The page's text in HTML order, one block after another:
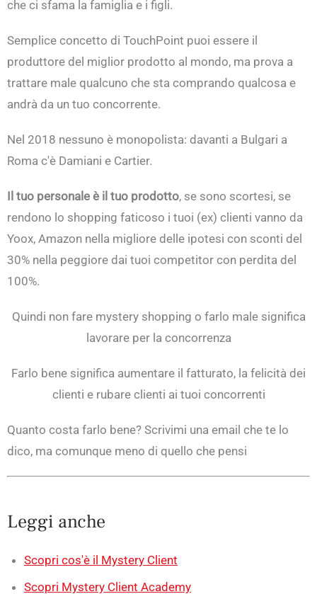
che ci sfama la famiglia e i figli.
Semplice concetto di TouchPoint puoi essere il
produttore del miglior prodotto al mondo, ma prova a
trattare male qualcuno che sta comprando qualcosa e
andrà da un tuo concorrente.
Nel 2018 nessuno è monopolista: davanti a Bulgari a
Roma c'è Damiani e Cartier.
Il tuo personale è il tuo prodotto, se sono scortesi, se
rendono lo shopping faticoso i tuoi (ex) clienti vanno da
Yoox, Amazon nella migliore delle ipotesi con sconti del
30% nella peggiore dai tuoi competitor con perdita del
100%.
Quindi non fare mystery shopping o farlo male significa
lavorare per la concorrenza
Farlo bene significa aumentare il fatturato, la felicità dei
clienti e rubare clienti ai tuoi concorrenti
Quanto costa farlo bene? Scrivimi una email che te lo
dico, ma comunque meno di quello che pensi
Leggi anche
Scopri cos'è il Mystery Client
Scopri Mystery Client Academy